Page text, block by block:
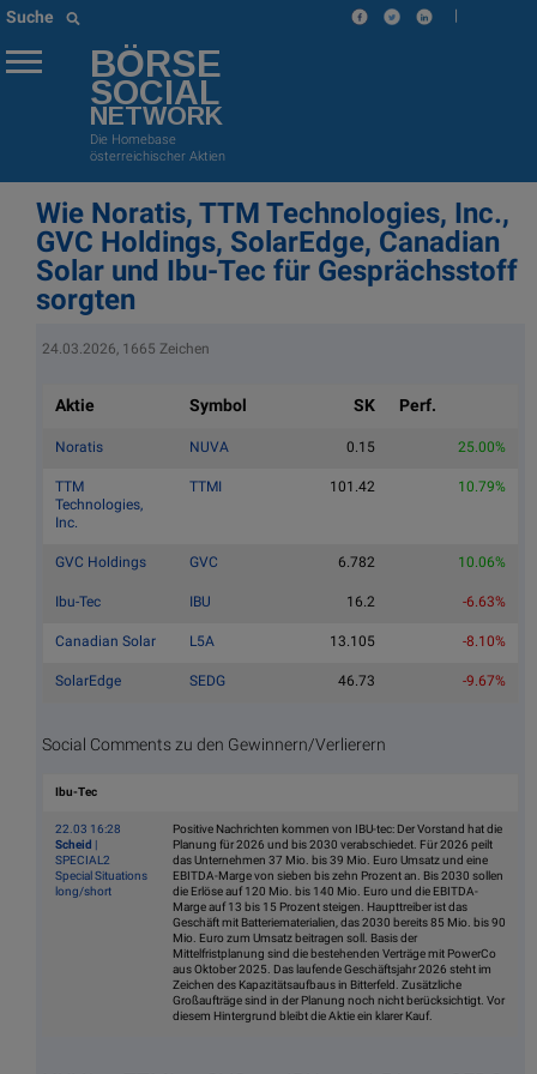
Suche |
BÖRSE
SOCIAL
NETWORK
Die Homebase
österreichischer Aktien
Wie Noratis, TTM Technologies, Inc.,
GVC Holdings, SolarEdge, Canadian
Solar und Ibu-Tec für Gesprächsstoff
sorgten
24.03.2026, 1665 Zeichen
Aktie Symbol SK Perf.
Noratis NUVA 0.15 25.00%
TTM
Technologies,
Inc.
TTMI 101.42 10.79%
GVC Holdings GVC 6.782 10.06%
Ibu-Tec IBU 16.2 -6.63%
Canadian Solar L5A 13.105 -8.10%
SolarEdge SEDG 46.73 -9.67%
Social Comments zu den Gewinnern/Verlierern
Ibu-Tec
22.03 16:28
Scheid |
SPECIAL2
Special Situations
long/short
Positive Nachrichten kommen von IBU-tec: Der Vorstand hat die
Planung für 2026 und bis 2030 verabschiedet. Für 2026 peilt
das Unternehmen 37 Mio. bis 39 Mio. Euro Umsatz und eine
EBITDA-Marge von sieben bis zehn Prozent an. Bis 2030 sollen
die Erlöse auf 120 Mio. bis 140 Mio. Euro und die EBITDA-
Marge auf 13 bis 15 Prozent steigen. Haupttreiber ist das
Geschäft mit Batteriematerialien, das 2030 bereits 85 Mio. bis 90
Mio. Euro zum Umsatz beitragen soll. Basis der
Mittelfristplanung sind die bestehenden Verträge mit PowerCo
aus Oktober 2025. Das laufende Geschäftsjahr 2026 steht im
Zeichen des Kapazitätsaufbaus in Bitterfeld. Zusätzliche
Großaufträge sind in der Planung noch nicht berücksichtigt. Vor
diesem Hintergrund bleibt die Aktie ein klarer Kauf.